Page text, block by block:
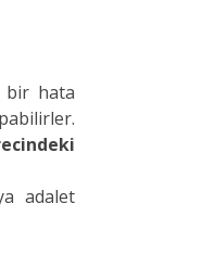
bir hata
adalet